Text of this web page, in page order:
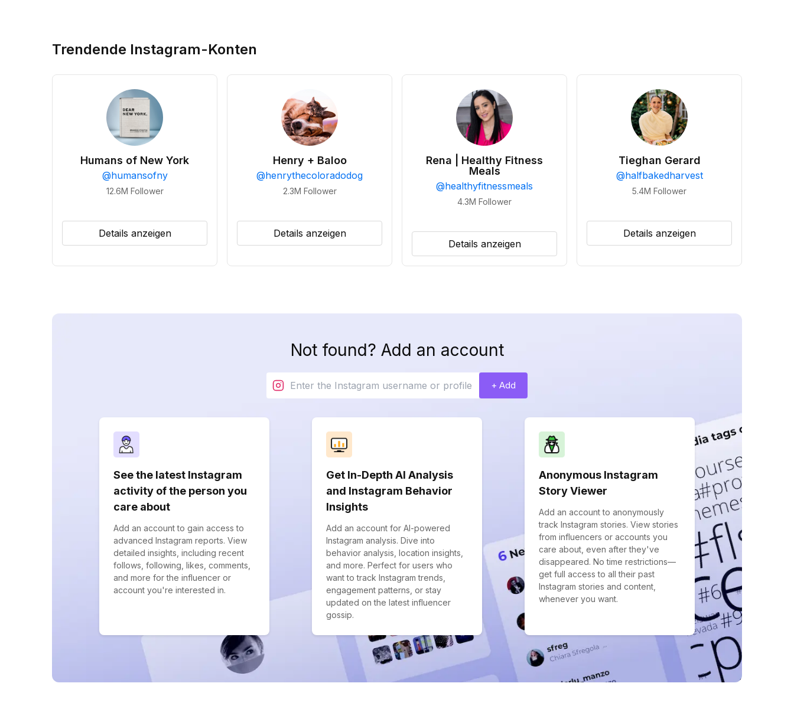
Trendende Instagram-Konten
Humans of New York
@humansofny
12.6M Follower
Details anzeigen
Henry + Baloo
@henrythecoloradodog
2.3M Follower
Details anzeigen
Rena | Healthy Fitness
Meals
@healthyfitnessmeals
4.3M Follower
Details anzeigen
Tieghan Gerard
@halfbakedharvest
5.4M Follower
Details anzeigen
Not found? Add an account
+ Add
See the latest Instagram
activity of the person you
care about
Add an account to gain access to
advanced Instagram reports. View
detailed insights, including recent
follows, following, likes, comments,
and more for the influencer or
account you're interested in.
Get In-Depth AI Analysis
and Instagram Behavior
Insights
Add an account for AI-powered
Instagram analysis. Dive into
behavior analysis, location insights,
and more. Perfect for users who
want to track Instagram trends,
engagement patterns, or stay
updated on the latest influencer
gossip.
Anonymous Instagram
Story Viewer
Add an account to anonymously
track Instagram stories. View stories
from influencers or accounts you
care about, even after they've
disappeared. No time restrictions—
get full access to all their past
Instagram stories and content,
whenever you want.